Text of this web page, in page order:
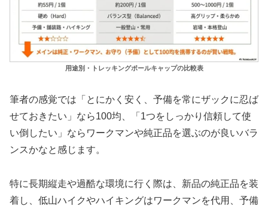
用途別・トレッキングポールキャップの比較表
筆者の感覚では「とにかく安く、予備を常にザックに忍ば
せておきたい」なら100均、「1つをしっかり信頼して使
い倒したい」ならワークマンや純正品を選ぶのが良いバラ
ンスかなと感じます。
特に長期縦走や過酷な環境に行く際は、新品の純正品を装
着し、低山ハイクやハイキングはワークマンを代用、予備